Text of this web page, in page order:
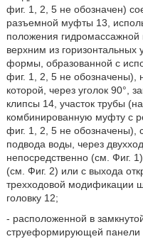
фиг. 1, 2, 5 не обозначен)
разъемной муфты 13,
положения гидромассажной
верхним из горизонтальных
формы, образованной с
фиг. 1, 2, 5 не обозначены),
которой, через уголок 90°,
клипсы 14, участок трубы
комбинированную муфту с
фиг. 1, 2, 5 не обозначены),
подвода воды, через
непосредственно (см. Фиг.
(см. Фиг. 2) или с выхода
трехходовой модификации
головку 12;
- расположенной в
струеформирующей